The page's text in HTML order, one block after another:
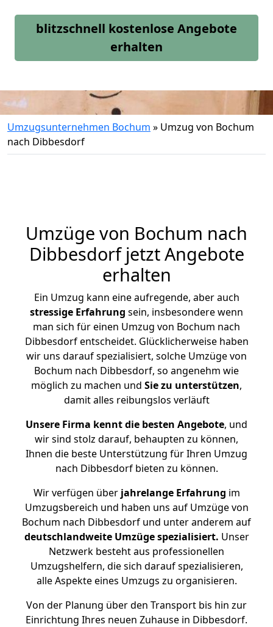
blitzschnell kostenlose Angebote
erhalten
Umzugsunternehmen Bochum » Umzug von Bochum
nach Dibbesdorf
Umzüge von Bochum nach
Dibbesdorf jetzt Angebote
erhalten
Ein Umzug kann eine aufregende, aber auch
stressige Erfahrung sein, insbesondere wenn
man sich für einen Umzug von Bochum nach
Dibbesdorf entscheidet. Glücklicherweise haben
wir uns darauf spezialisiert, solche Umzüge von
Bochum nach Dibbesdorf, so angenehm wie
möglich zu machen und Sie zu unterstützen,
damit alles reibungslos verläuft
Unsere Firma kennt die besten Angebote, und
wir sind stolz darauf, behaupten zu können,
Ihnen die beste Unterstützung für Ihren Umzug
nach Dibbesdorf bieten zu können.
Wir verfügen überjahrelange Erfahrung im
Umzugsbereich und haben uns auf Umzüge von
Bochum nach Dibbesdorf und unter anderem auf
deutschlandweite Umzüge spezialisiert. Unser
Netzwerk besteht aus professionellen
Umzugshelfern, die sich darauf spezialisieren,
alle Aspekte eines Umzugs zu organisieren.
Von der Planung über den Transport bis hin zur
Einrichtung Ihres neuen Zuhause in Dibbesdorf.